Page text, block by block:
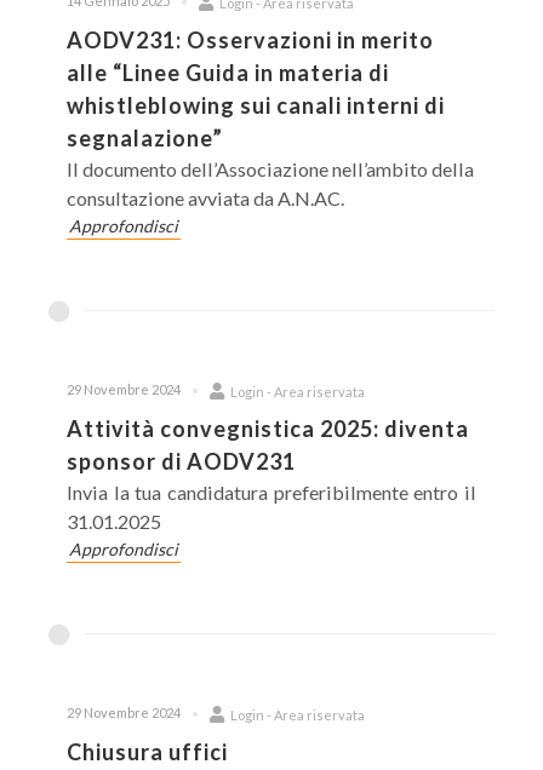
AODV231: Osservazioni in merito
alle “Linee Guida in materia di
whistleblowing sui canali interni di
segnalazione”
Il documento dell’Associazione nell’ambito della
consultazione avviata da A.N.AC.
Approfondisci
29 Novembre 2024 Login - Area riservata
Attività convegnistica 2025: diventa
sponsor di AODV231
Invia la tua candidatura preferibilmente entro il
31.01.2025
Approfondisci
29 Novembre 2024 Login - Area riservata
Chiusura uffici